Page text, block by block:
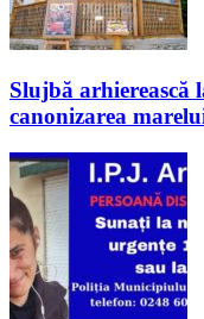
Slujbă arhierească
canonizarea